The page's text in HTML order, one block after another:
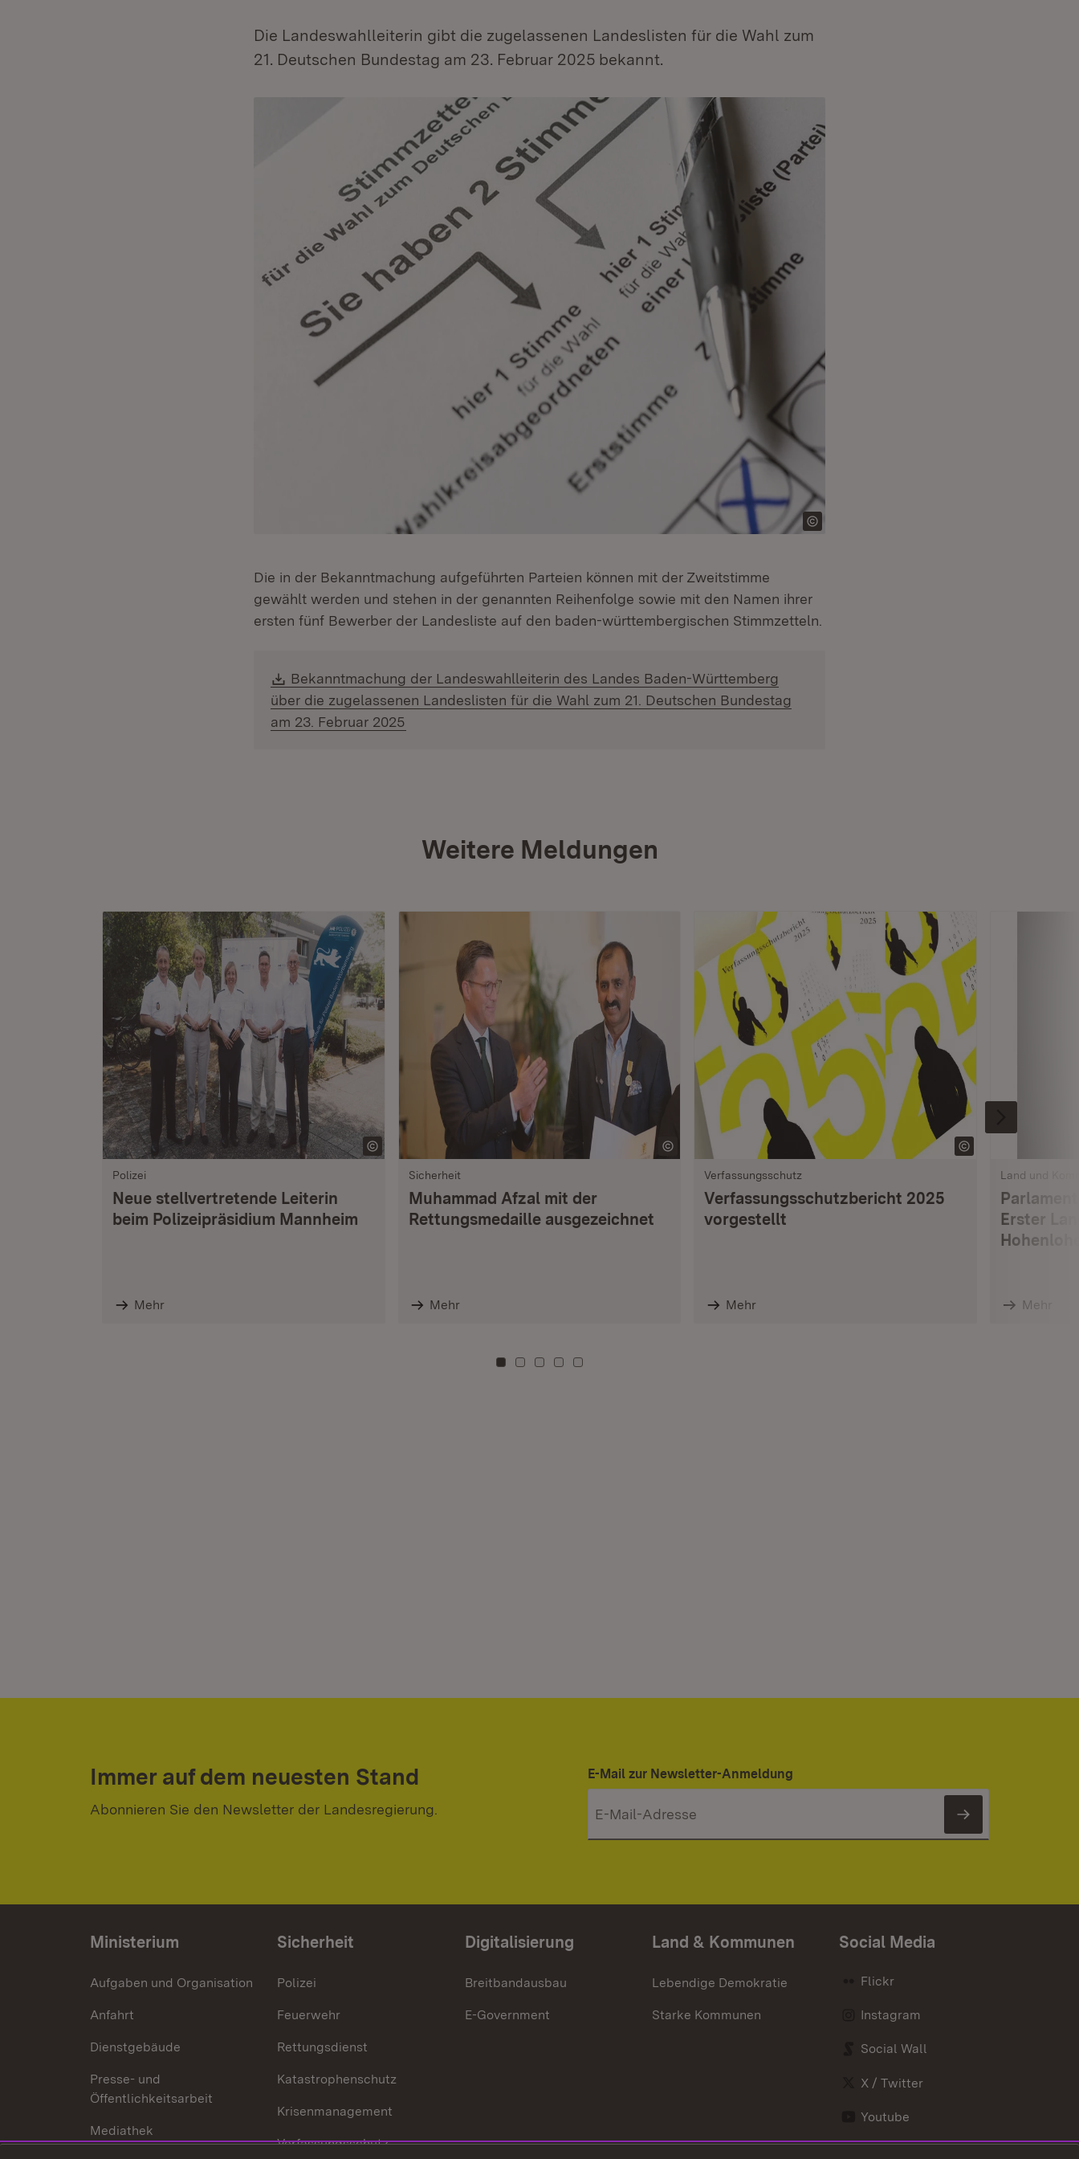
Die Landeswahlleiterin gibt die zugelassenen Landeslisten für die Wahl zum
21. Deutschen Bundestag am 23. Februar 2025 bekannt.
Die in der Bekanntmachung aufgeführten Parteien können mit der Zweitstimme
gewählt werden und stehen in der genannten Reihenfolge sowie mit den Namen ihrer
ersten fünf Bewerber der Landesliste auf den baden-württembergischen Stimmzetteln.
Download:
Bekanntmachung der Landeswahlleiterin des Landes Baden-Württemberg
über die zugelassenen Landeslisten für die Wahl zum 21. Deutschen Bundestag
am 23. Februar 2025
Weitere Meldungen
Polizei
Neue stellvertretende Leiterin
beim Polizeipräsidium Mannheim
Mehr
Sicherheit
Muhammad Afzal mit der
Rettungsmedaille ausgezeichnet
Mehr
Verfassungsschutz
Verfassungsschutzbericht 2025
vorgestellt
Mehr
Land und
Erster
Mehr
Zu Kachel: 0
Zu Kachel: 3
Zu Kachel: 6
Zu Kachel: 9
Zu Kachel: 12
Immer auf dem neuesten Stand
Abonnieren Sie den Newsletter der Landesregierung.
E-Mail zur Newsletter-Anmeldung
Newsletter
Ministerium
Aufgaben und Organisation
Anfahrt
Dienstgebäude
Presse- und
Öffentlichkeitsarbeit
Mediathek
Sicherheit
Polizei
Feuerwehr
Rettungsdienst
Katastrophenschutz
Krisenmanagement
Verfassungsschutz
Digitalisierung
Breitbandausbau
E-Government
Land & Kommunen
Lebendige Demokratie
Starke Kommunen
Social Media
Flickr
Instagram
Social Wall
X / Twitter
Youtube